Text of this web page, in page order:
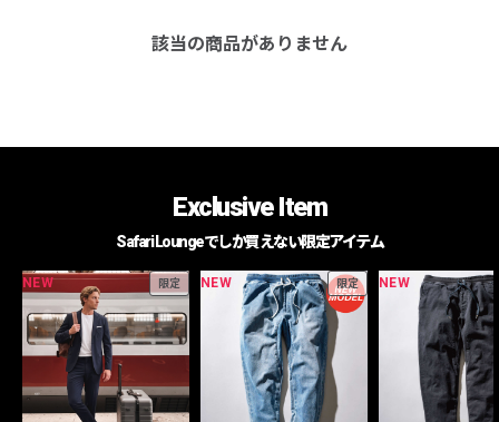
該当の商品がありません
Exclusive Item
Safari Loungeでしか買えない限定アイテム
NEW 限定 NEW 限定 NEW